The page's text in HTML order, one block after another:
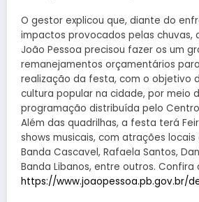
O gestor explicou que, diante do
impactos provocados pelas chuvas,
João Pessoa precisou fazer os um
remanejamentos orçamentários
realização da festa, com o objetivo
cultura popular na cidade, por meio
programação distribuída pelo
Além das quadrilhas, a festa terá
shows musicais, com atrações
Banda Cascavel, Rafaela Santos,
Banda Libanos, entre outros.
https://www.joaopessoa.pb.gov.br/